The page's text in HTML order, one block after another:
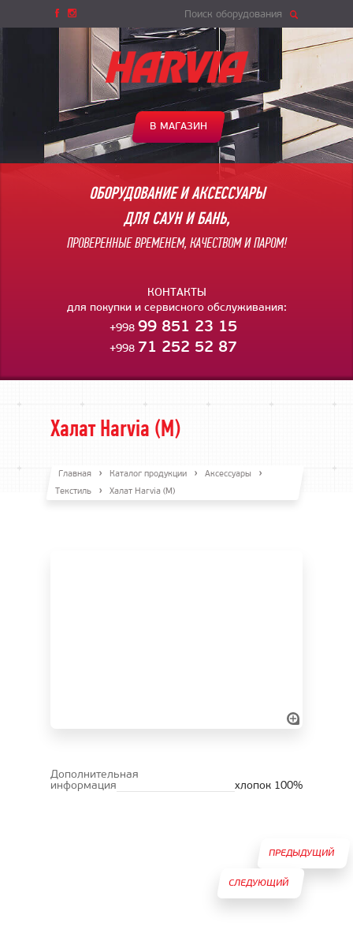
Поиск оборудования
В МАГАЗИН
ОБОРУДОВАНИЕ И АКСЕССУАРЫ
ДЛЯ САУН И БАНЬ,
ПРОВЕРЕННЫЕ ВРЕМЕНЕМ, КАЧЕСТВОМ И ПАРОМ!
КОНТАКТЫ
для покупки и сервисного обслуживания:
+998 99 851 23 15
+998 71 252 52 87
Халат Harvia (М)
Главная Каталог продукции
Аксессуары
Текстиль
Халат Harvia (М)
Дополнительная
информация
хлопок 100%
ПРЕДЫДУЩИЙ
ТОВАР
СЛЕДУЮЩИЙ